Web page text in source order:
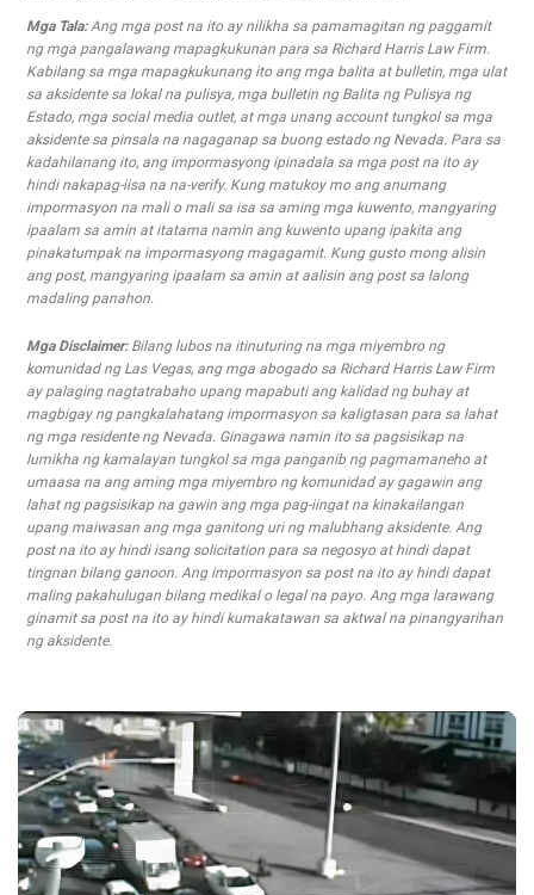
Mga Tala:Ang mga post na ito ay nilikha sa pamamagitan ng paggamit
ng mga pangalawang mapagkukunan para sa Richard Harris Law Firm.
Kabilang sa mga mapagkukunang ito ang mga balita at bulletin, mga ulat
sa aksidente sa lokal na pulisya, mga bulletin ng Balita ng Pulisya ng
Estado, mga social media outlet, at mga unang account tungkol sa mga
aksidente sa pinsala na nagaganap sa buong estado ng Nevada. Para sa
kadahilanang ito, ang impormasyong ipinadala sa mga post na ito ay
hindi nakapag-iisa na na-verify. Kung matukoy mo ang anumang
impormasyon na mali o mali sa isa sa aming mga kuwento, mangyaring
ipaalam sa amin at itatama namin ang kuwento upang ipakita ang
pinakatumpak na impormasyong magagamit. Kung gusto mong alisin
ang post, mangyaring ipaalam sa amin at aalisin ang post sa lalong
madaling panahon.
Mga Disclaimer:Bilang lubos na itinuturing na mga miyembro ng
komunidad ng Las Vegas, ang mga abogado sa Richard Harris Law Firm
ay palaging nagtatrabaho upang mapabuti ang kalidad ng buhay at
magbigay ng pangkalahatang impormasyon sa kaligtasan para sa lahat
ng mga residente ng Nevada. Ginagawa namin ito sa pagsisikap na
lumikha ng kamalayan tungkol sa mga panganib ng pagmamaneho at
umaasa na ang aming mga miyembro ng komunidad ay gagawin ang
lahat ng pagsisikap na gawin ang mga pag-iingat na kinakailangan
upang maiwasan ang mga ganitong uri ng malubhang aksidente. Ang
post na ito ay hindi isang solicitation para sa negosyo at hindi dapat
tingnan bilang ganoon. Ang impormasyon sa post na ito ay hindi dapat
maling pakahulugan bilang medikal o legal na payo. Ang mga larawang
ginamit sa post na ito ay hindi kumakatawan sa aktwal na pinangyarihan
ng aksidente.